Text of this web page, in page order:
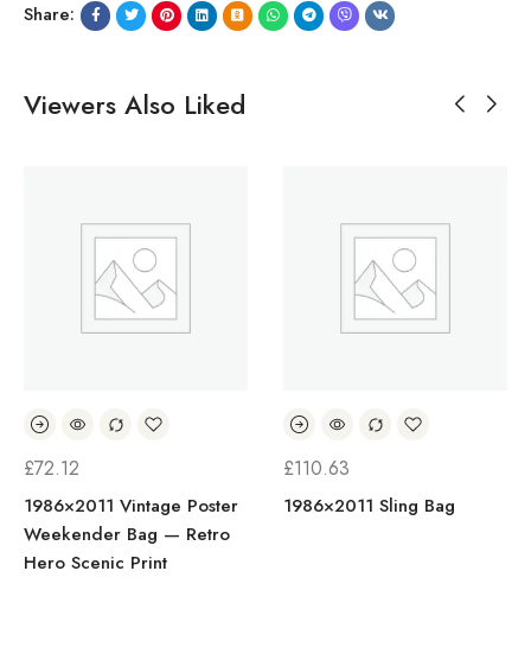
Share:
Viewers Also Liked
£72.12
1986×2011 Vintage Poster
Weekender Bag — Retro
Hero Scenic Print
£110.63
1986×2011 Sling Bag